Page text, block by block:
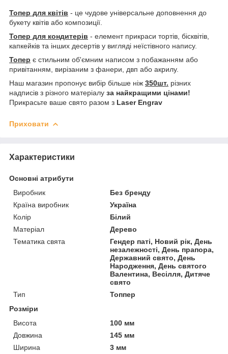
Топер для квітів - це чудове універсальне доповнення до
букету квітів або композиції.
Топер для кондитерів - елемент прикраси тортів, бісквітів,
капкейків та інших десертів у вигляді неїстівного напису.
Топер є стильним об'ємним написом з побажанням або
привітанням, вирізаним з фанери, двп або акрилу.
Наш магазин пропонує вибір більше ніж 350шт. різних
надписів з різного матеріалу за найкращими цінами!
Прикрасьте ваше свято разом з Laser Engrav
Приховати
Характеристики
Основні атрибути
Виробник
Без бренду
Країна виробник
Україна
Колір
Білий
Матеріал
Дерево
Тематика свята
Гендер паті, Новий рік, День
незалежності, День прапора,
Державний свято, День
Народження, День святого
Валентина, Весілля, Дитяче
свято
Тип
Топпер
Розміри
Висота
100 мм
Довжина
145 мм
Ширина
3 мм